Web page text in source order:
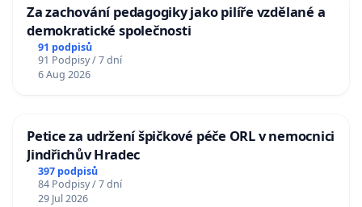
Za zachování pedagogiky jako pilíře vzdělané a
demokratické společnosti
91 podpisů
91 Podpisy / 7 dní
6 Aug 2026
Petice za udržení špičkové péče ORL v nemocnici
Jindřichův Hradec
397 podpisů
84 Podpisy / 7 dní
29 Jul 2026